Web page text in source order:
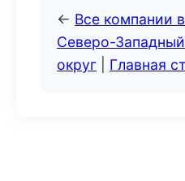
← Все компании
Северо-
округ
Главная